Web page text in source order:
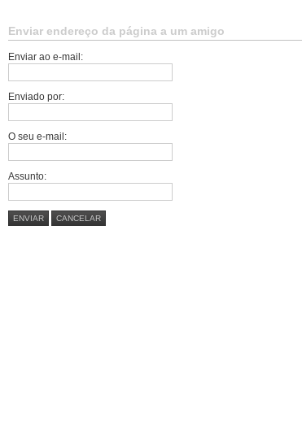
Enviar endereço da página a um amigo
Enviar ao e-mail:
Enviado por:
O seu e-mail:
Assunto:
ENVIAR CANCELAR